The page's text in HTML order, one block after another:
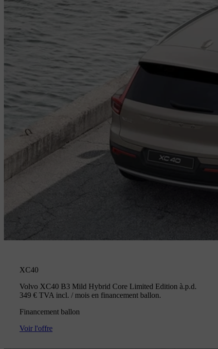
XC40
Volvo XC40 B3 Mild Hybrid Core Limited Edition à.p.d.
349 € TVA incl. / mois en financement ballon.
Financement ballon
Voir l'offre